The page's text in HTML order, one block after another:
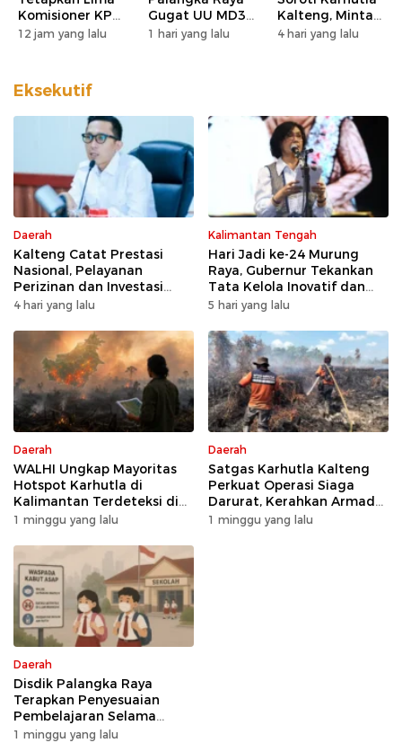
Komisioner KPU
Kotim sebagai
12 jam yang lalu
Gugat UU MD3
dan UU P3 ke
1 hari yang lalu
Kalteng, Minta
Pengawasan
4 hari yang lalu
Eksekutif
Daerah
Kalteng Catat Prestasi
Nasional, Pelayanan
Perizinan dan Investasi
Raih Predikat Sangat Baik
4 hari yang lalu
Kalimantan Tengah
Hari Jadi ke-24 Murung
Raya, Gubernur Tekankan
Tata Kelola Inovatif dan
Kesiapsiagaan Karhutla
5 hari yang lalu
Daerah
WALHI Ungkap Mayoritas
Hotspot Karhutla di
Kalimantan Terdeteksi di
Area Konsesi
1 minggu yang lalu
Daerah
Satgas Karhutla Kalteng
Perkuat Operasi Siaga
Darurat, Kerahkan Armada
Udara dan Darat
1 minggu yang lalu
Daerah
Disdik Palangka Raya
Terapkan Penyesuaian
Pembelajaran Selama
Potensi Karhutla
1 minggu yang lalu